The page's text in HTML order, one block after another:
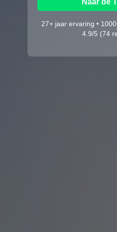
27+ jaar ervaring •
4.9/5 (74